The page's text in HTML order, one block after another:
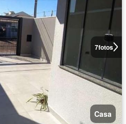
7fotos
Casa